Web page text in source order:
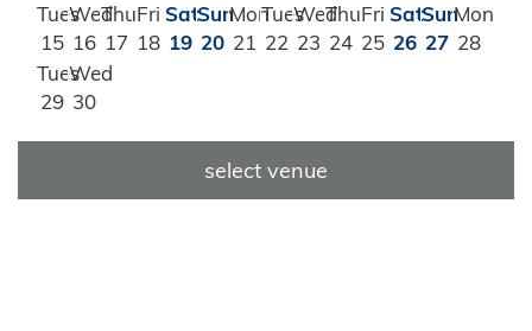
Tues
15
Wed
16
Thu
17
Fri
18
Sat
19
Sun
20
Mon
21
Tues
22
Wed
23
Thu
24
Fri
25
Sat
26
Sun
27
Mon
28
Tues
29
Wed
30
select venue